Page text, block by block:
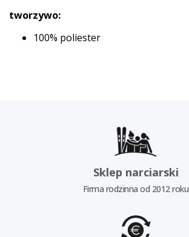
tworzywo:
100% poliester
Sklep narciarski
Firma rodzinna od 2012 roku